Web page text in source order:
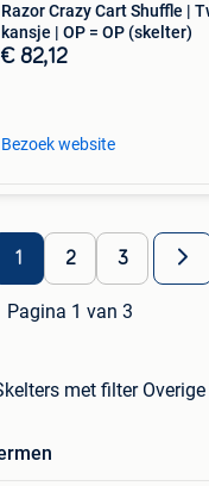
Razor Crazy Cart Shuffle |
kansje | OP = OP (skelter)
€ 82,12
Bezoek website
1 2 3
Pagina 1 van 3
met filter